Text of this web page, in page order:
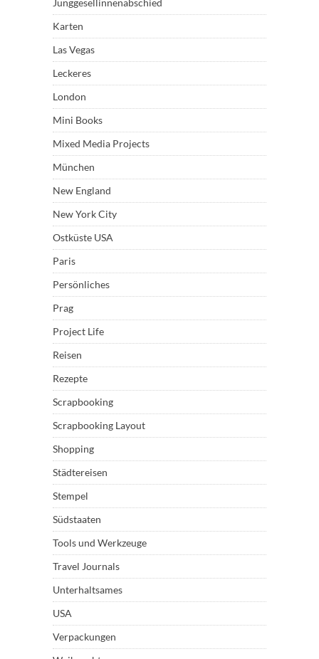
Karten
Las Vegas
Leckeres
London
Mini Books
Mixed Media Projects
München
New England
New York City
Ostküste USA
Paris
Persönliches
Prag
Project Life
Reisen
Rezepte
Scrapbooking
Scrapbooking Layout
Shopping
Städtereisen
Stempel
Südstaaten
Tools und Werkzeuge
Travel Journals
Unterhaltsames
USA
Verpackungen